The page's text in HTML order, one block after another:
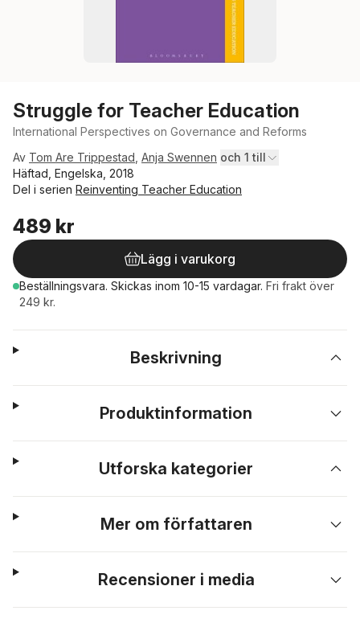
Struggle for Teacher Education
International Perspectives on Governance and Reforms
Av Tom Are Trippestad Anja Swennen och 1 till
Häftad, Engelska, 2018
Del i serien Reinventing Teacher Education
489 kr
Lägg i varukorg
Beställningsvara. Skickas inom 10-15 vardagar. Fri frakt över
249 kr.
Beskrivning
Produktinformation
Utforska kategorier
Mer om författaren
Recensioner i media